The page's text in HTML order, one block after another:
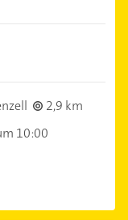
2,9 km
10:00